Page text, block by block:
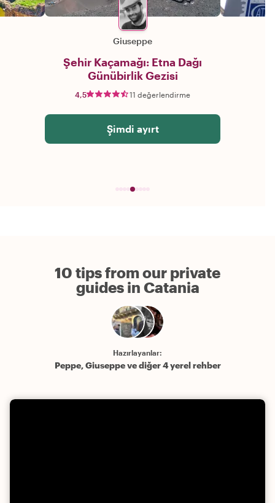
Giuseppe
Şehir Kaçamağı: Etna Dağı
Günübirlik Gezisi
4,5 11 değerlendirme
Şimdi ayırt
10 tips from our private
guides in Catania
Hazırlayanlar:
Peppe, Giuseppe ve diğer 4 yerel rehber